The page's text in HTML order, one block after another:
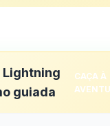
guiada
CAÇA À